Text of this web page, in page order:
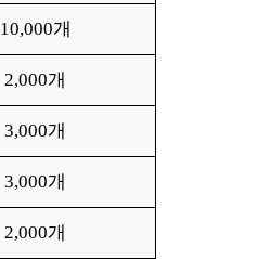
10,000개
2,000개
3,000개
3,000개
2,000개